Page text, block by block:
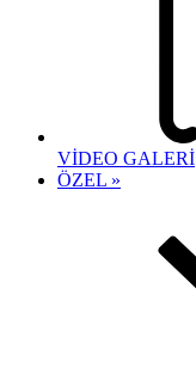
VİDEO GALERİ
ÖZEL »